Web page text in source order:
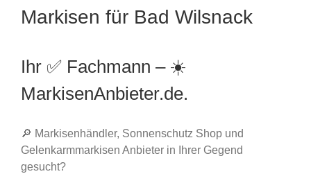
Markisen für Bad Wilsnack
Ihr ✅ Fachmann – ☀️
MarkisenAnbieter.de.
🔎 Markisenhändler, Sonnenschutz Shop und
Gelenkarmmarkisen Anbieter in Ihrer Gegend
gesucht?